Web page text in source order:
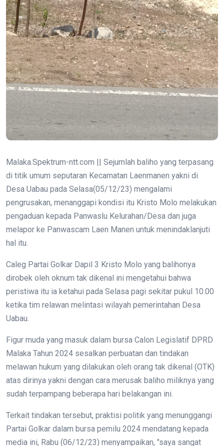
Malaka.Spektrum-ntt.com || Sejumlah baliho yang terpasang
di titik umum seputaran Kecamatan Laenmanen yakni di
Desa Uabau pada Selasa(05/12/23) mengalami
pengrusakan, menanggapi kondisi itu Kristo Molo melakukan
pengaduan kepada Panwaslu Kelurahan/Desa dan juga
melapor ke Panwascam Laen Manen untuk menindaklanjuti
hal itu.
Caleg Partai Golkar Dapil 3 Kristo Molo yang balihonya
dirobek oleh oknum tak dikenal ini mengetahui bahwa
peristiwa itu ia ketahui pada Selasa pagi sekitar pukul 10.00
ketika tim relawan melintasi wilayah pemerintahan Desa
Uabau.
Figur muda yang masuk dalam bursa Calon Legislatif DPRD
Malaka Tahun 2024 sesalkan perbuatan dan tindakan
melawan hukum yang dilakukan oleh orang tak dikenal (OTK)
atas dirinya yakni dengan cara merusak baliho miliknya yang
sudah terpampang beberapa hari belakangan ini.
Terkait tindakan tersebut, praktisi politik yang menunggangi
Partai Golkar dalam bursa pemilu 2024 mendatang kepada
media ini, Rabu (06/12/23) menyampaikan, "saya sangat